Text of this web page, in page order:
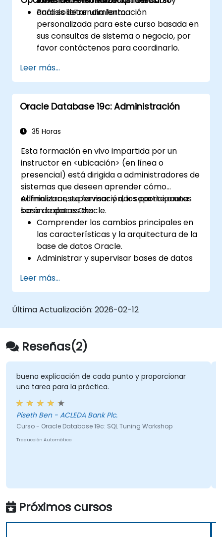
análisis de rendimiento.
Para solicitar una formación
personalizada para este curso basada en
sus consultas de sistema o negocio, por
favor contáctenos para coordinarlo.
Leer más...
Oracle Database 19c: Administración
35 Horas
Esta formación en vivo impartida por un
instructor en <ubicación> (en línea o
presencial) está dirigida a administradores de
sistemas que deseen aprender cómo
administrar, supervisar y dar soporte a una
base de datos Oracle.
Al finalizar esta formación, los participantes
serán capaces de:
Comprender los cambios principales en
las características y la arquitectura de la
base de datos Oracle.
Administrar y supervisar bases de datos
Optimizar el rendimiento de la base de
datos Oracle.
Leer más...
Última Actualización: 2026-02-12
Reseñas(2)
buena explicación de cada punto y proporcionar
una tarea para la práctica.
Piseth Ben - ACLEDA Bank Plc.
Curso - Oracle Database 19c: SQL Tuning Workshop
Traducción Automática
Próximos cursos